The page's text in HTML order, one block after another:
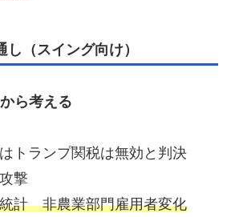
し（スイング向け）
ら考える
ランプ関税は無効と判決
撃
計 非農業部門雇用者変化